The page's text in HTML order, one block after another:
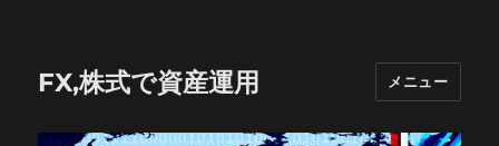
FX,株式で資産運用 メニュー